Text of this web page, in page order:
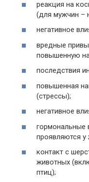
реакция на
(для мужчин –
негативное
вредные
повышенную
последствия
повышенная
(стрессы);
негативное
гормональные
проявляются
контакт с
животных
птиц);